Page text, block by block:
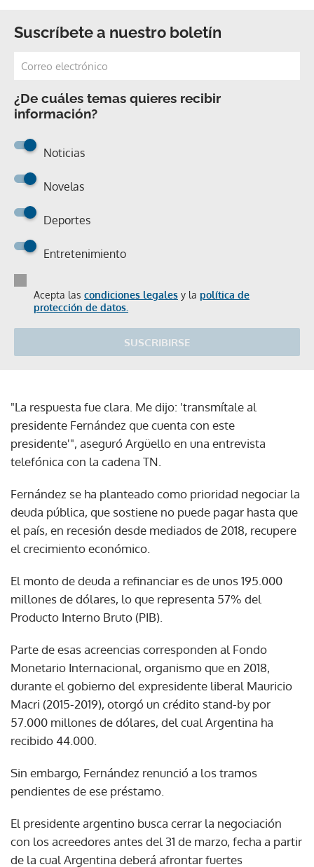
Suscríbete a nuestro boletín
¿De cuáles temas quieres recibir
información?
Noticias
Novelas
Deportes
Entretenimiento
Acepta las condiciones legales y la política de
protección de datos.
SUSCRIBIRSE
"La respuesta fue clara. Me dijo: 'transmítale al
presidente Fernández que cuenta con este
presidente'", aseguró Argüello en una entrevista
telefónica con la cadena TN.
Fernández se ha planteado como prioridad negociar la
deuda pública, que sostiene no puede pagar hasta que
el país, en recesión desde mediados de 2018, recupere
el crecimiento económico.
El monto de deuda a refinanciar es de unos 195.000
millones de dólares, lo que representa 57% del
Producto Interno Bruto (PIB).
Parte de esas acreencias corresponden al Fondo
Monetario Internacional, organismo que en 2018,
durante el gobierno del expresidente liberal Mauricio
Macri (2015-2019), otorgó un crédito stand-by por
57.000 millones de dólares, del cual Argentina ha
recibido 44.000.
Sin embargo, Fernández renunció a los tramos
pendientes de ese préstamo.
El presidente argentino busca cerrar la negociación
con los acreedores antes del 31 de marzo, fecha a partir
de la cual Argentina deberá afrontar fuertes